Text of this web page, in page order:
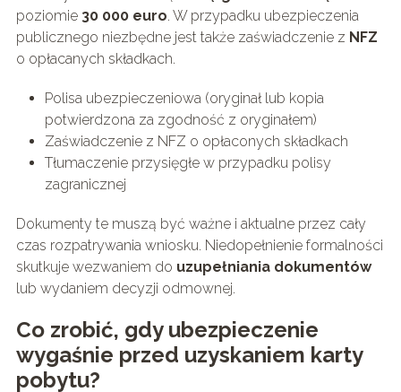
poziomie 30 000 euro. W przypadku ubezpieczenia
publicznego niezbędne jest także zaświadczenie z NFZ
o opłacanych składkach.
Polisa ubezpieczeniowa (oryginał lub kopia
potwierdzona za zgodność z oryginałem)
Zaświadczenie z NFZ o opłaconych składkach
Tłumaczenie przysięgłe w przypadku polisy
zagranicznej
Dokumenty te muszą być ważne i aktualne przez cały
czas rozpatrywania wniosku. Niedopełnienie formalności
skutkuje wezwaniem do uzupełniania dokumentów
lub wydaniem decyzji odmownej.
Co zrobić, gdy ubezpieczenie
wygaśnie przed uzyskaniem karty
pobytu?